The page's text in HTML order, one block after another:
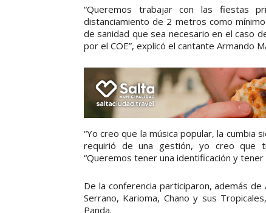
“Queremos trabajar con las fiestas
distanciamiento de 2 metros como
de sanidad que sea necesario en el caso
por el COE”, explicó el cantante Armando
“Yo creo que la música popular, la
requirió de una gestión, yo creo que
“Queremos tener una identificación y
De la conferencia participaron, además
Serrano, Karioma, Chano y sus
Panda.